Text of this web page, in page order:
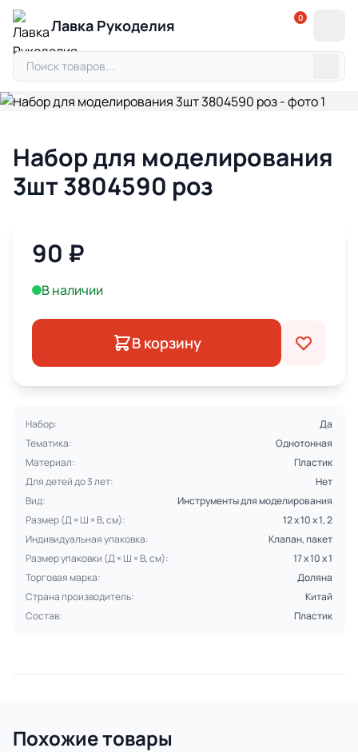
Лавка Рукоделия 0
Набор для моделирования
3шт 3804590 роз
90 ₽
В наличии
В корзину
Набор:
Да
Тематика:
Однотонная
Материал:
Пластик
Для детей до 3 лет:
Нет
Вид:
Инструменты для моделирования
Размер (Д × Ш × В, см):
12 х 10 х 1, 2
Индивидуальная упаковка:
Клапан, пакет
Размер упаковки (Д × Ш × В, см):
17 х 10 х 1
Торговая марка:
Доляна
Страна производитель:
Китай
Состав:
Пластик
Похожие товары